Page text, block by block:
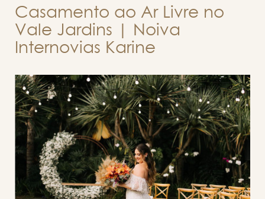
Casamento ao Ar Livre no
Vale Jardins | Noiva
Internovias Karine